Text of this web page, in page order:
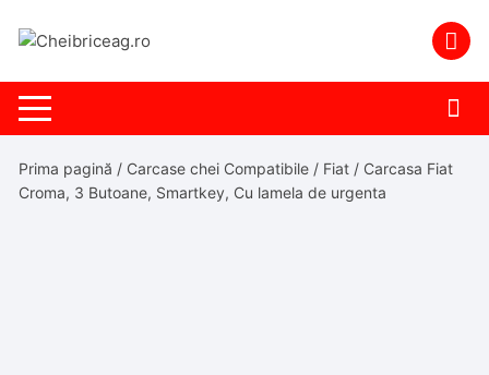
Prima pagină / Carcase chei Compatibile / Fiat / Carcasa Fiat
Croma, 3 Butoane, Smartkey, Cu lamela de urgenta